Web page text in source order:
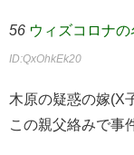
56 ウィズコロナの
ID:QxOhkEk20
木原の疑惑の嫁(X
この親父絡みで事